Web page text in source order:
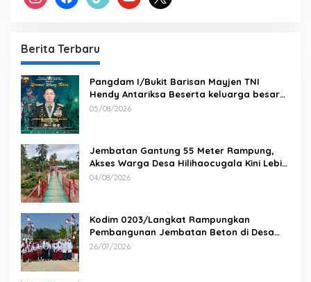
Berita Terbaru
Pangdam I/Bukit Barisan Mayjen TNI
Hendy Antariksa Beserta keluarga besar
Kodam I/BB Mengucapkan : Selamat Ulang
05/08/2026
Jembatan Gantung 55 Meter Rampung,
Akses Warga Desa Hilihaocugala Kini Lebih
Aman
04/08/2026
Kodim 0203/Langkat Rampungkan
Pembangunan Jembatan Beton di Desa
Paluh Manis
26/07/2026